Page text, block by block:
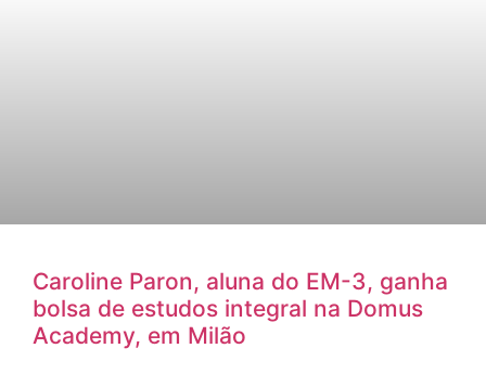
Caroline Paron, aluna do EM-3, ganha
bolsa de estudos integral na Domus
Academy, em Milão